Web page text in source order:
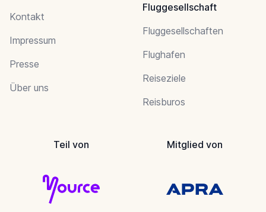
Kontakt
Impressum
Presse
Über uns
Fluggesellschaft
Fluggesellschaften
Flughafen
Reiseziele
Reisburos
Teil von Mitglied von